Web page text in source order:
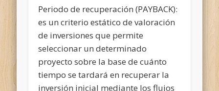
Periodo de recuperación (PAYBACK):
es un criterio estático de valoración
de inversiones que permite
seleccionar un determinado
proyecto sobre la base de cuánto
tiempo se tardará en recuperar la
inversión inicial mediante los flujos